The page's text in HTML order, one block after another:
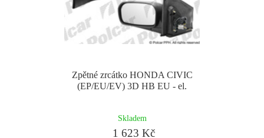
Zpětné zrcátko HONDA CIVIC
(EP/EU/EV) 3D HB EU - el.
Skladem
1 623 Kč